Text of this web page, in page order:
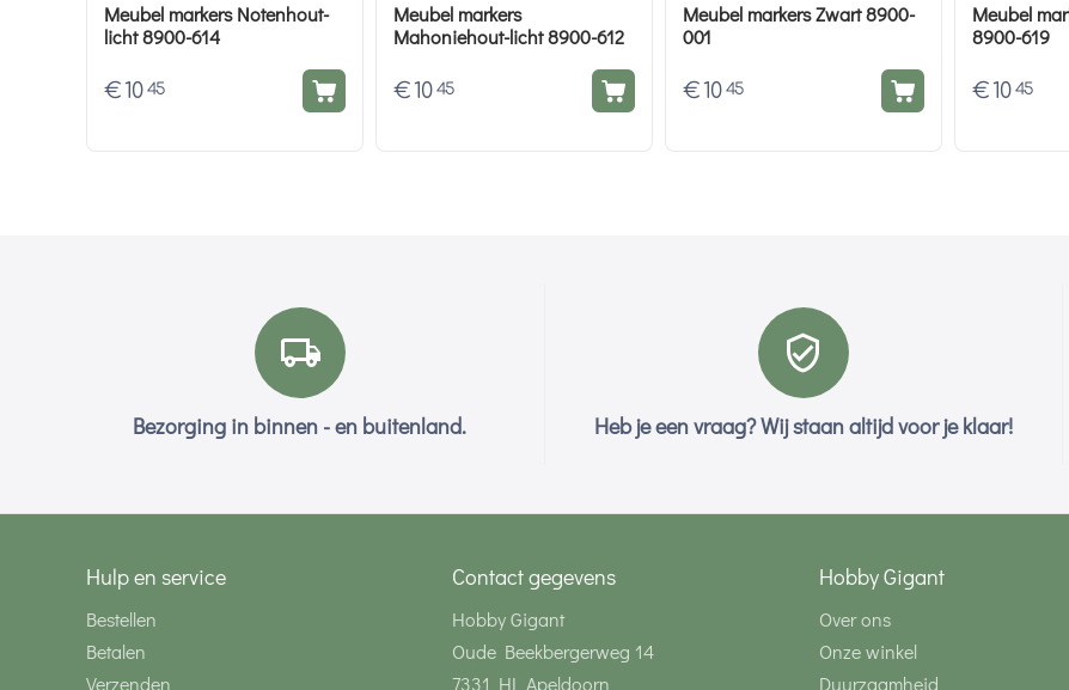
Meubel markers Notenhout-
licht 8900-614
€10 45
Meubel markers
Mahoniehout-licht 8900-612
€10 45
Meubel markers Zwart 8900-
001
€10 45
Meubel
8900-619
€10 45
Bezorging in binnen - en buitenland. Heb je een vraag? Wij staan altijd voor je klaar!
Hulp en service
Bestellen
Betalen
Verzenden
Contact gegevens
Hobby Gigant
Oude Beekbergerweg 14
7331 HL Apeldoorn
Hobby Gigant
Over ons
Onze winkel
Duurzaamheid